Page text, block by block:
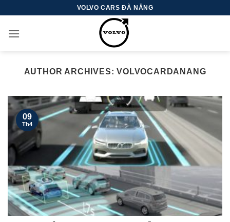
content
VOLVO CARS ĐÀ NẴNG
AUTHOR ARCHIVES:VOLVOCARDANANG
09
Th4